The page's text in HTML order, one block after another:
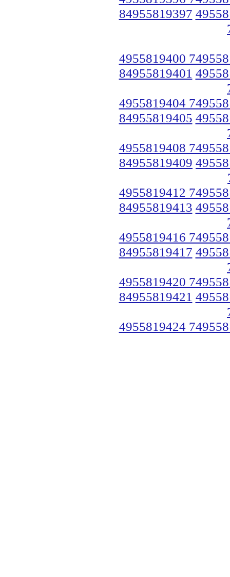
84955819397
4955819400
84955819401
4955819404
84955819405
4955819408
84955819409
4955819412
84955819413
4955819416
84955819417
4955819420
84955819421
4955819424